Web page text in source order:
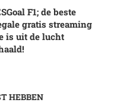
F1; de beste
gratis streaming
is uit de lucht
HEBBEN